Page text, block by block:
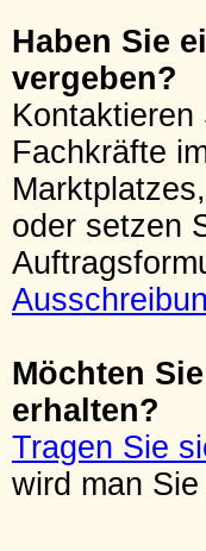
Haben Sie
vergeben?
Fachkräfte
Marktplatzes,
oder setzen
Möchten
erhalten?
Tragen Sie
wird man